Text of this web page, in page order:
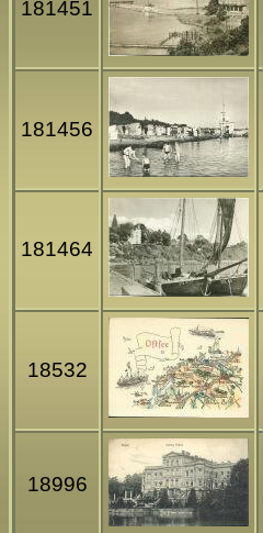
181451
181456
181464
18532
18996